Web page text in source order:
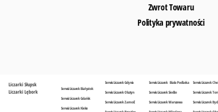
Zwrot Towaru
Polityka prywatności
Liczarki Słupsk
Liczarki Lębork
Serwis Liczarek Białystok
Serwis Liczarek Gdańsk
Serwis Liczarek Kielce
Serwis Liczarek Gdynia
Serwis Liczarek Olsztyn
Serwis Liczarek Zamość
Serwis Liczarek Biała Podlaska
Serwis Liczarek Siedlce
Serwis Liczarek Warszawa
Serwis Liczarek
Serwis Liczarek
Serwis Liczarek